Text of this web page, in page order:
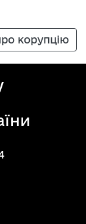
корупцію